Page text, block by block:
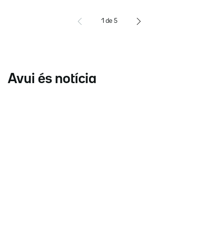
1 de 5
Avui és notícia